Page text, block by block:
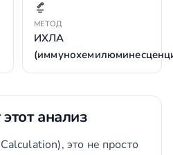
МЕТОД
ИХЛА
анализ
это не просто